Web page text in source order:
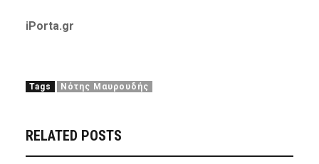
iPorta.gr
Tags Νότης Μαυρουδής
RELATED POSTS